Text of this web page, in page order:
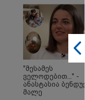
ორიენტაციას -
იმედი მაქვს, რომ
ოჯახი და
გამიგებენ"
"მესამეს
ველოდებით..." -
ანასტასია
მალე